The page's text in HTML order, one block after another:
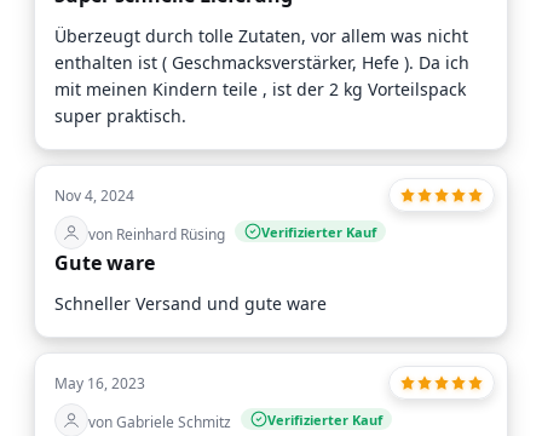
Überzeugt durch tolle Zutaten, vor allem was nicht
enthalten ist ( Geschmacksverstärker, Hefe ). Da ich
mit meinen Kindern teile , ist der 2 kg Vorteilspack
super praktisch.
Nov 4, 2024
von Reinhard Rüsing
Verifizierter Kauf
Gute ware
Schneller Versand und gute ware
May 16, 2023
von Gabriele Schmitz
Verifizierter Kauf